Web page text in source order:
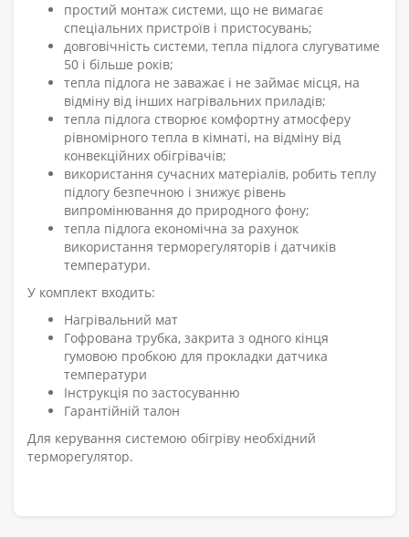
простий монтаж системи, що не вимагає
спеціальних пристроїв і пристосувань;
довговічність системи, тепла підлога слугуватиме
50 і більше років;
тепла підлога не заважає і не займає місця, на
відміну від інших нагрівальних приладів;
тепла підлога створює комфортну атмосферу
рівномірного тепла в кімнаті, на відміну від
конвекційних обігрівачів;
використання сучасних матеріалів, робить теплу
підлогу безпечною і знижує рівень
випромінювання до природного фону;
тепла підлога економічна за рахунок
використання терморегуляторів і датчиків
температури.
У комплект входить:
Нагрівальний мат
Гофрована трубка, закрита з одного кінця
гумовою пробкою для прокладки датчика
температури
Інструкція по застосуванню
Гарантійній талон
Для керування системою обігріву необхідний
терморегулятор.